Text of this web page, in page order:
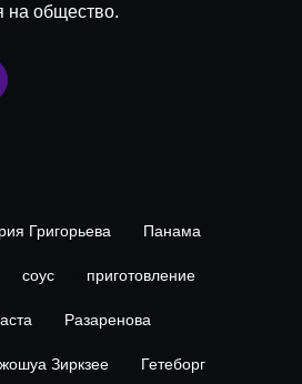
на общество.
Григорьева Панама
соус приготовление
Разаренова
Зиркзее Гетеборг